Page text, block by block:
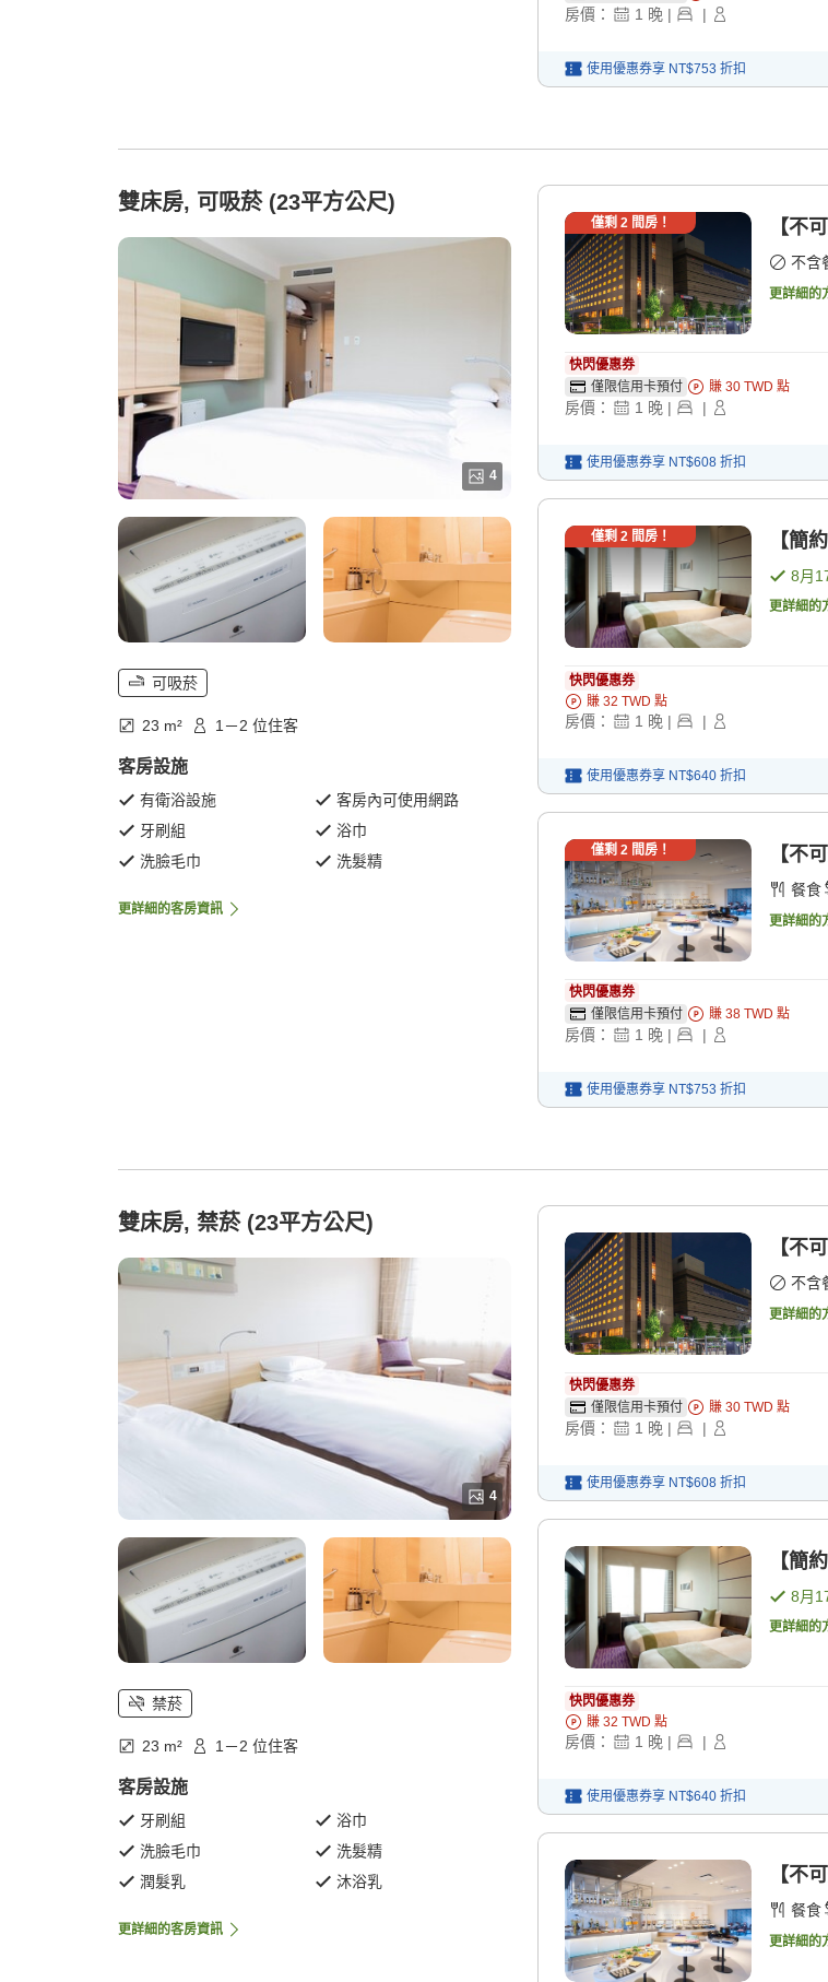
房價： 1 晚 | |
使用優惠券享 NT$753 折扣
雙床房, 可吸菸 (23平方公尺)
4
可吸菸
23 m² 1－2 位住客
客房設施
有衛浴設施
客房內可使用網路
牙刷組
浴巾
洗臉毛巾
洗髮精
更詳細的客房資訊
僅剩 2間房！ 【不
不含
更詳細的
快閃優惠券
僅限信用卡預付
賺 30 TWD 點
房價： 1 晚 | |
使用優惠券享 NT$608 折扣
僅剩 2間房！ 【簡
8月
更詳細的
快閃優惠券
賺 32 TWD 點
房價： 1 晚 | |
使用優惠券享 NT$640 折扣
僅剩 2間房！ 【不
餐食
更詳細的
快閃優惠券
僅限信用卡預付
賺 38 TWD 點
房價： 1 晚 | |
使用優惠券享 NT$753 折扣
雙床房, 禁菸 (23平方公尺)
4
禁菸
23 m² 1－2 位住客
客房設施
牙刷組
浴巾
洗臉毛巾
洗髮精
潤髮乳
沐浴乳
更詳細的客房資訊
【不
不含
更詳細的
快閃優惠券
僅限信用卡預付
賺 30 TWD 點
房價： 1 晚 | |
使用優惠券享 NT$608 折扣
【簡
8月
更詳細的
快閃優惠券
賺 32 TWD 點
房價： 1 晚 | |
使用優惠券享 NT$640 折扣
【不
餐食
更詳細的